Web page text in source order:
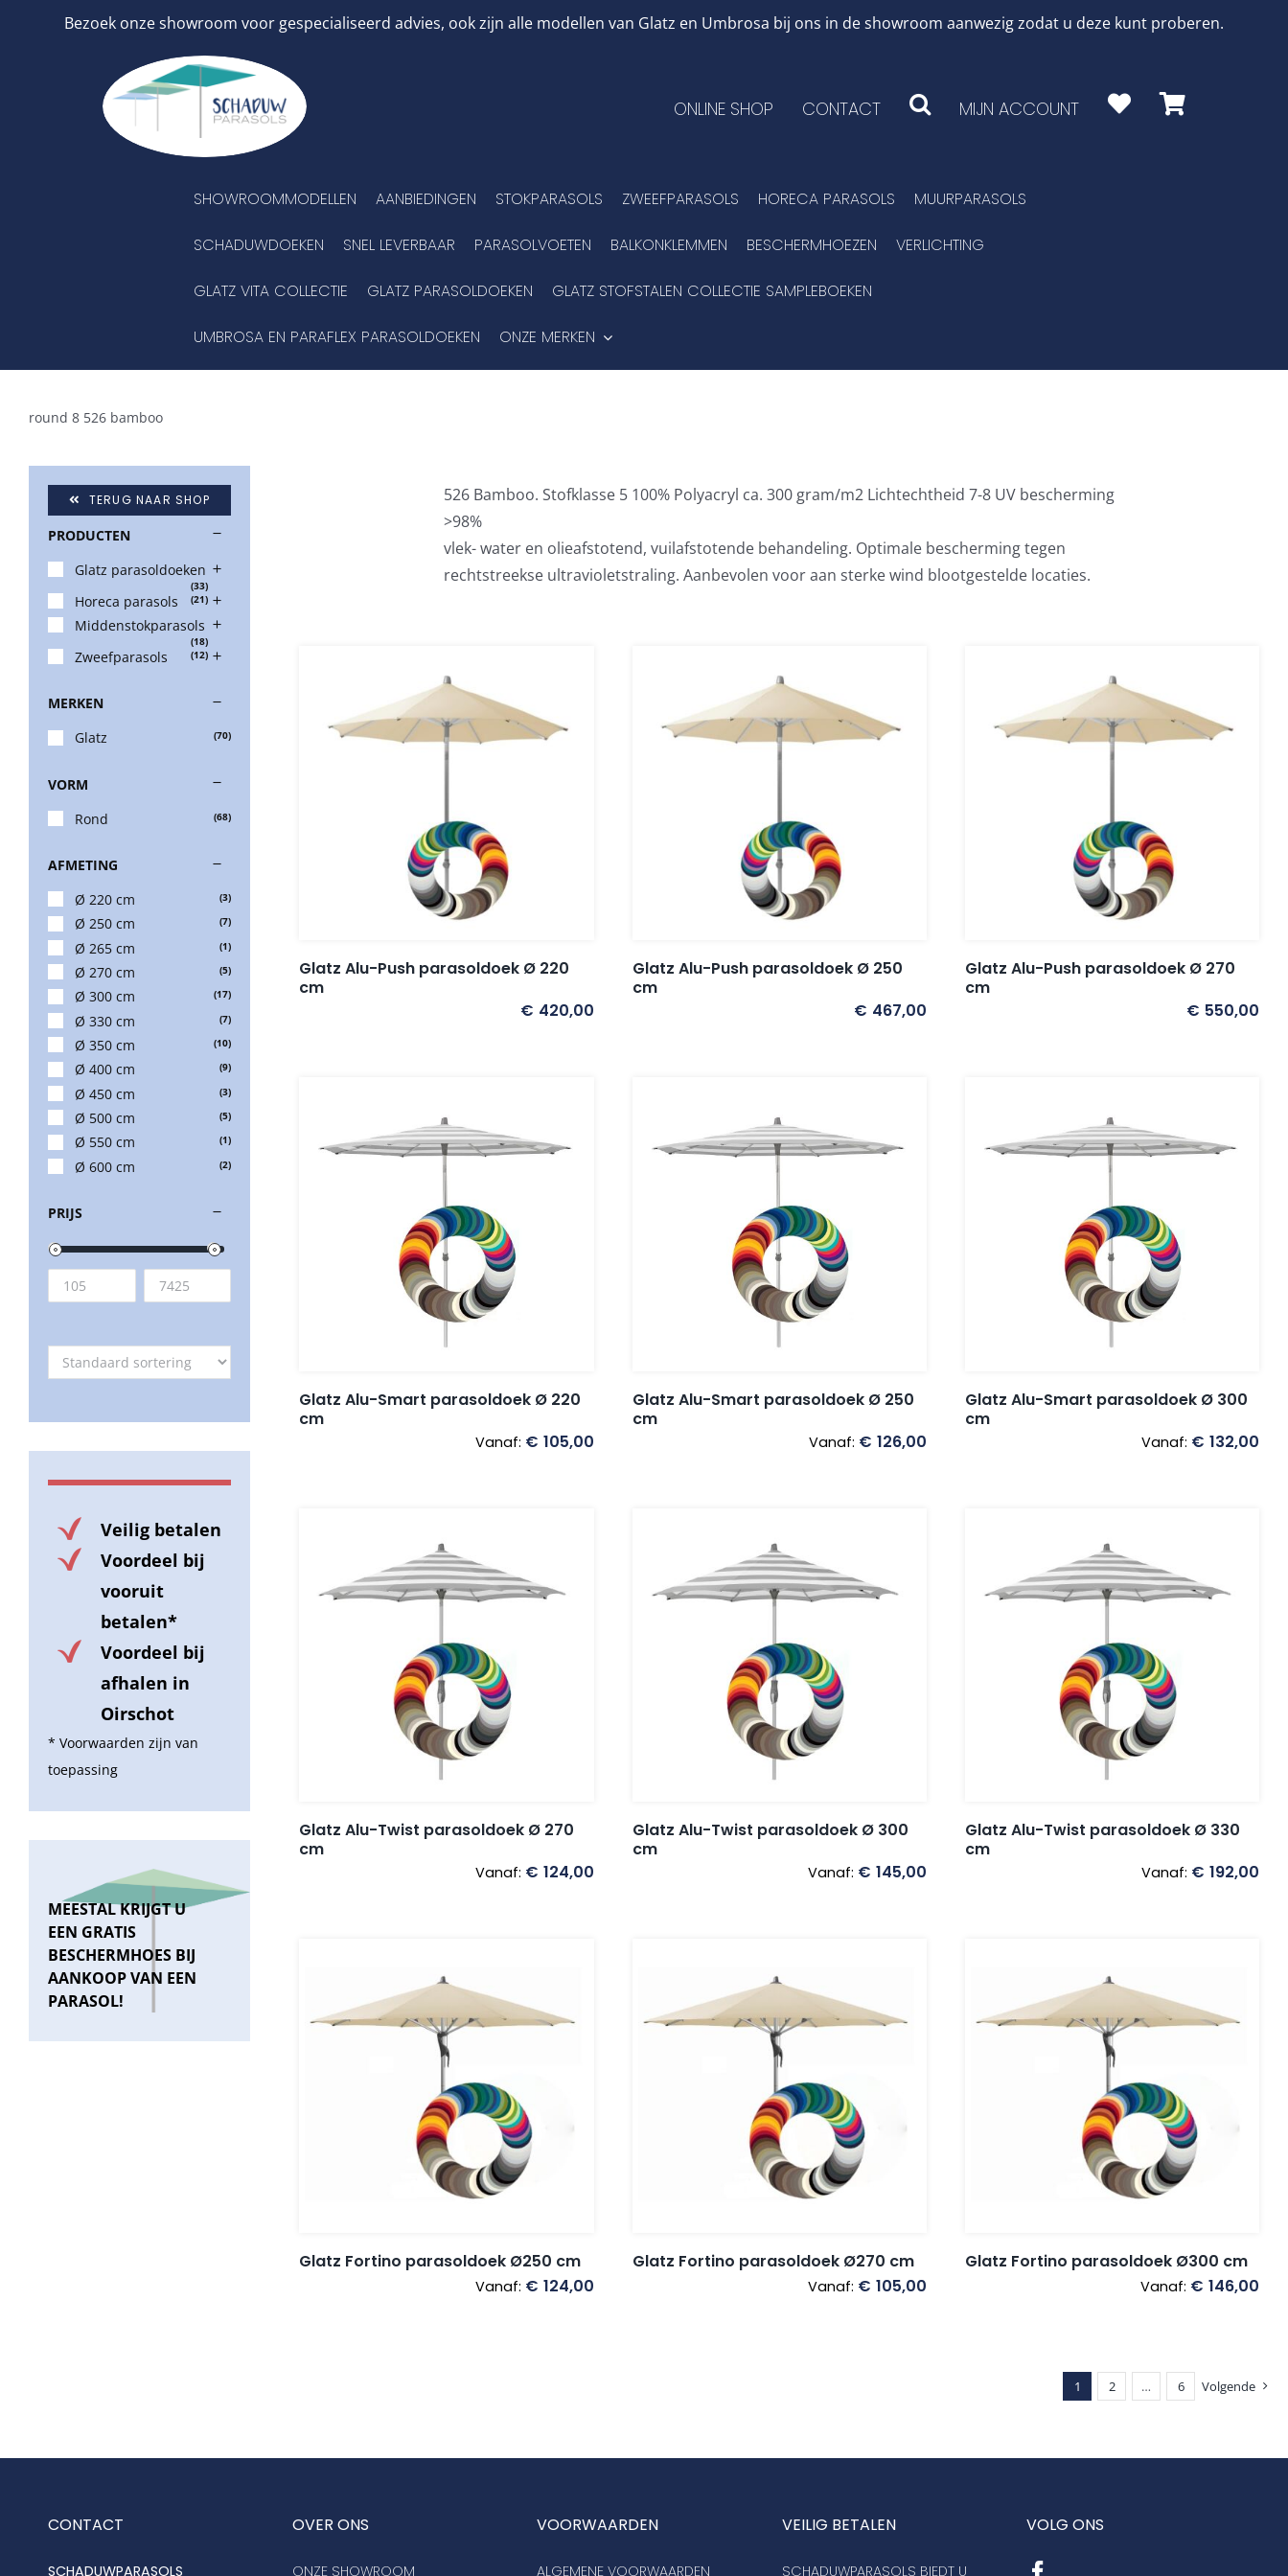
Bezoek onze showroom voor gespecialiseerd advies, ook zijn alle modellen van Glatz en Umbrosa bij ons in de showroom aanwezig zodat u deze kunt proberen.
ONLINE SHOP CONTACT MIJN ACCOUNT
SHOWROOMMODELLEN AANBIEDINGEN STOKPARASOLS ZWEEFPARASOLS HORECA PARASOLS MUURPARASOLS
SCHADUWDOEKEN SNEL LEVERBAAR PARASOLVOETEN BALKONKLEMMEN BESCHERMHOEZEN VERLICHTING
GLATZ VITA COLLECTIE GLATZ PARASOLDOEKEN GLATZ STOFSTALEN COLLECTIE SAMPLEBOEKEN
UMBROSA EN PARAFLEX PARASOLDOEKEN ONZE MERKEN
round 8 526 bamboo
526 Bamboo. Stofklasse 5 100% Polyacryl ca. 300 gram/m2 Lichtechtheid 7-8 UV bescherming
>98%
vlek- water en olieafstotend, vuilafstotende behandeling. Optimale bescherming tegen
rechtstreekse ultravioletstraling. Aanbevolen voor aan sterke wind blootgestelde locaties.
Glatz Alu-Push parasoldoek Ø 220
cm
€ 420,00
Glatz Alu-Push parasoldoek Ø 250
cm
€ 467,00
Glatz Alu-Push parasoldoek Ø 270
cm
€ 550,00
Glatz Alu-Smart parasoldoek Ø 220
cm
Vanaf: € 105,00
Glatz Alu-Smart parasoldoek Ø 250
cm
Vanaf: € 126,00
Glatz Alu-Smart parasoldoek Ø 300
cm
Vanaf: € 132,00
Glatz Alu-Twist parasoldoek Ø 270
cm
Vanaf: € 124,00
Glatz Alu-Twist parasoldoek Ø 300
cm
Vanaf: € 145,00
Glatz Alu-Twist parasoldoek Ø 330
cm
Vanaf: € 192,00
Glatz Fortino parasoldoek Ø250 cm
Vanaf: € 124,00
Glatz Fortino parasoldoek Ø270 cm
Vanaf: € 105,00
Glatz Fortino parasoldoek Ø300 cm
Vanaf: € 146,00
1 2 … 6 Volgende
TERUG NAAR SHOP
PRODUCTEN
Glatz parasoldoeken
(33)
Horeca parasols (21)
Middenstokparasols
(18)
Zweefparasols (12)
MERKEN
Glatz
(70)
VORM
Rond
(68)
AFMETING
Ø 220 cm
(3)
Ø 250 cm (7)
Ø 265 cm (1)
Ø 270 cm (5)
Ø 300 cm (17)
Ø 330 cm (7)
Ø 350 cm (10)
Ø 400 cm (9)
Ø 450 cm (3)
Ø 500 cm (5)
Ø 550 cm (1)
Ø 600 cm (2)
PRIJS
Veilig betalen
Voordeel bij
vooruit
betalen*
Voordeel bij
afhalen in
Oirschot
* Voorwaarden zijn van
toepassing
MEESTAL KRIJGT U
EEN GRATIS
BESCHERMHOES BIJ
AANKOOP VAN EEN
PARASOL!
CONTACT
SCHADUWPARASOLS
OVER ONS
ONZE SHOWROOM
VOORWAARDEN
ALGEMENE VOORWAARDEN
VEILIG BETALEN
SCHADUWPARASOLS BIEDT U
VOLG ONS